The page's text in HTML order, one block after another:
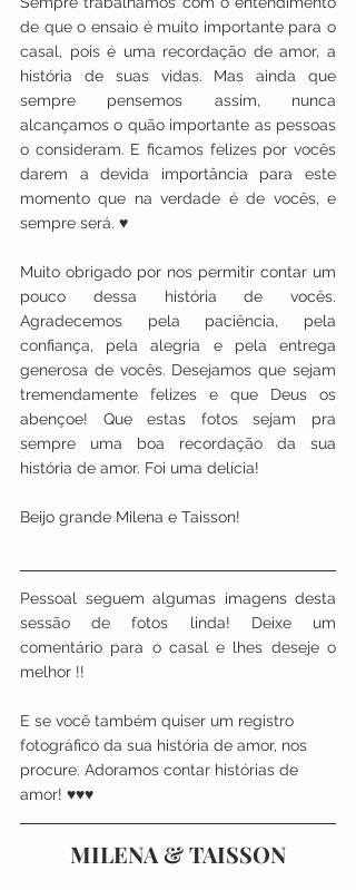
de que o ensaio é muito importante para o
casal, pois é uma recordação de amor, a
história de suas vidas. Mas ainda que
sempre pensemos assim, nunca
alcançamos o quão importante as pessoas
o consideram. E ficamos felizes por vocês
darem a devida importância para este
momento que na verdade é de vocês, e
sempre será. ♥
Muito obrigado por nos permitir contar um
pouco dessa história de vocês.
Agradecemos pela paciência, pela
confiança, pela alegria e pela entrega
generosa de vocês. Desejamos que sejam
tremendamente felizes e que Deus os
abençoe! Que estas fotos sejam pra
sempre uma boa recordação da sua
história de amor. Foi uma delícia!
Beijo grande Milena e Taisson!
Pessoal seguem algumas imagens desta
sessão de fotos linda! Deixe um
comentário para o casal e lhes deseje o
melhor !!
E se você também quiser um registro
fotográfico da sua história de amor, nos
procure. Adoramos contar histórias de
amor! ♥♥♥
MILENA & TAISSON